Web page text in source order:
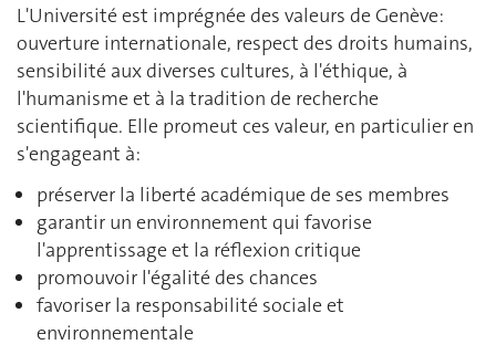
L'Université est imprégnée des valeurs de Genève:
ouverture internationale, respect des droits humains,
sensibilité aux diverses cultures, à l'éthique, à
l'humanisme et à la tradition de recherche
scientifique. Elle promeut ces valeur, en particulier en
s'engageant à:
préserver la liberté académique de ses membres
garantir un environnement qui favorise
l'apprentissage et la réflexion critique
promouvoir l'égalité des chances
favoriser la responsabilité sociale et
environnementale